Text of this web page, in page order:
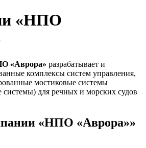
«НПО
«Аврора» разрабатывает и
комплексы систем управления,
мостиковые системы
для речных и морских судов
«НПО «Аврора»»